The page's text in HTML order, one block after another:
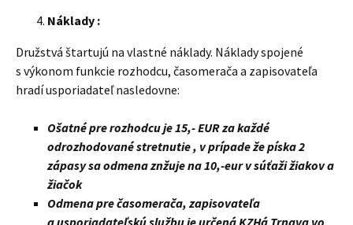
Náklady :
Družstvá štartujú na vlastné náklady. Náklady spojené
s výkonom funkcie rozhodcu, časomerača a zapisovateľa
hradí usporiadateľ nasledovne:
Ošatné pre rozhodcu je 15,- EUR za každé
odrozhodované stretnutie , v prípade že píska 2
zápasy sa odmena znžuje na 10,-eur v súťaži žiakov a
žiačok
Odmena pre časomerača, zapisovateľa
a usporiadateľskú službu je určená KZHá Trnava vo